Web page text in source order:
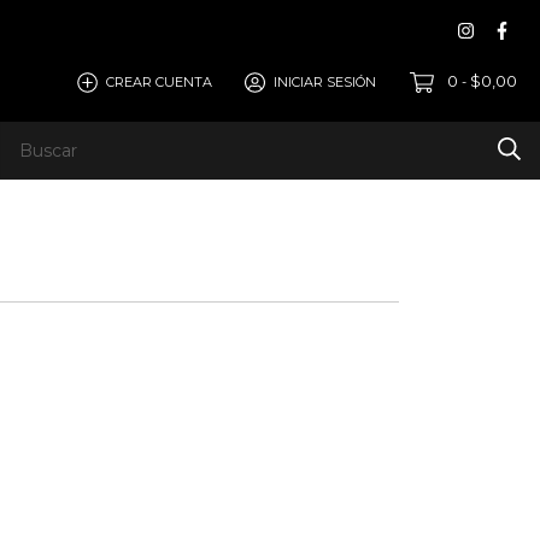
CREAR CUENTA INICIAR SESIÓN 0 - $0,00